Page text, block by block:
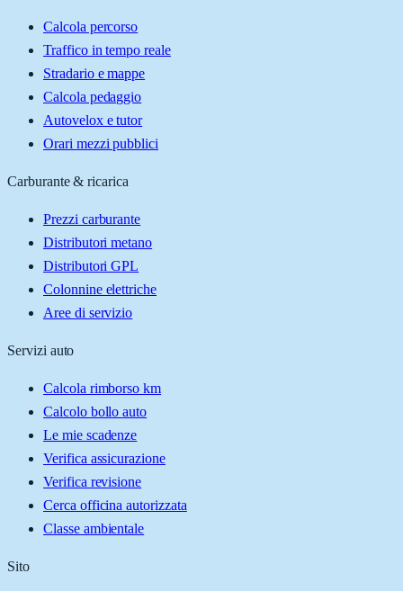
Calcola percorso
Traffico in tempo reale
Stradario e mappe
Calcola pedaggio
Autovelox e tutor
Orari mezzi pubblici
Carburante & ricarica
Prezzi carburante
Distributori metano
Distributori GPL
Colonnine elettriche
Aree di servizio
Servizi auto
Calcola rimborso km
Calcolo bollo auto
Le mie scadenze
Verifica assicurazione
Verifica revisione
Cerca officina autorizzata
Classe ambientale
Sito